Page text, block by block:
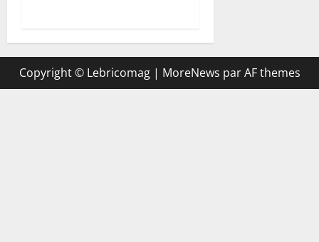
Copyright © Lebricomag | MoreNews par AF themes